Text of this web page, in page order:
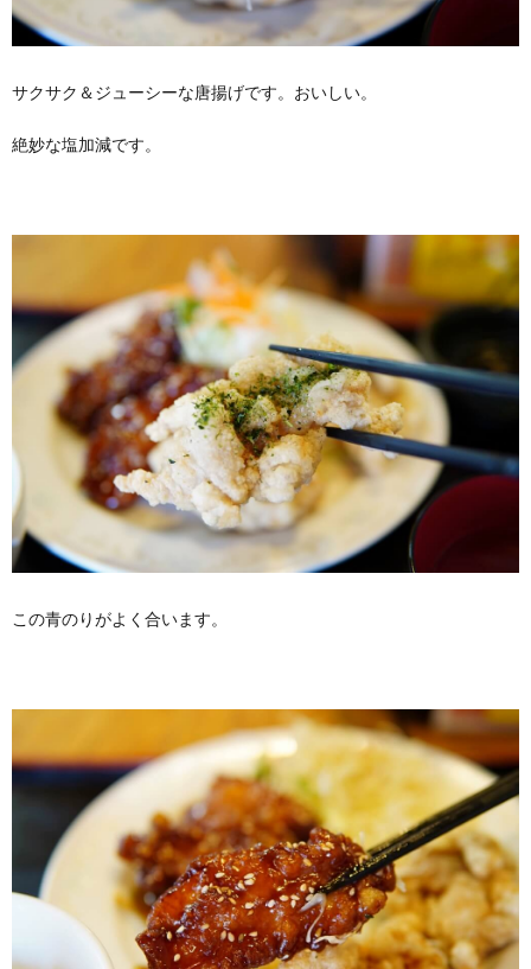
サクサク＆ジューシーな唐揚げです。おいしい。
絶妙な塩加減です。
この青のりがよく合います。